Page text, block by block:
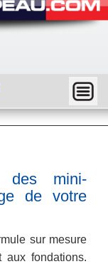
Ma
squ
Mai
me
des mini-
de votre
sur mesure
aux fondations.